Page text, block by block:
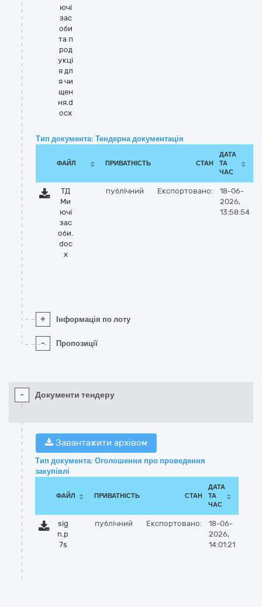
ючі
зас
оби
та п
род
укці
я дл
я чи
щен
ня.d
ocx
Тип документа: Тендерна документація
ФАЙЛ ПРИВАТНІСТЬ СТАН
ДАТА
ТА
ЧАС
ТД
Ми
ючі
зас
оби.
doc
x
публічний Експортовано:
18-06-
2026,
13:58:54
+ Інформація по лоту
- Пропозиції
- Документи тендеру
Завантажити архівом
Тип документа: Оголошення про проведення
закупівлі
ФАЙЛ ПРИВАТНІСТЬ СТАН
ДАТА
ТА
ЧАС
sig
n.p
7s
публічний Експортовано:
18-06-
2026,
14:01:21